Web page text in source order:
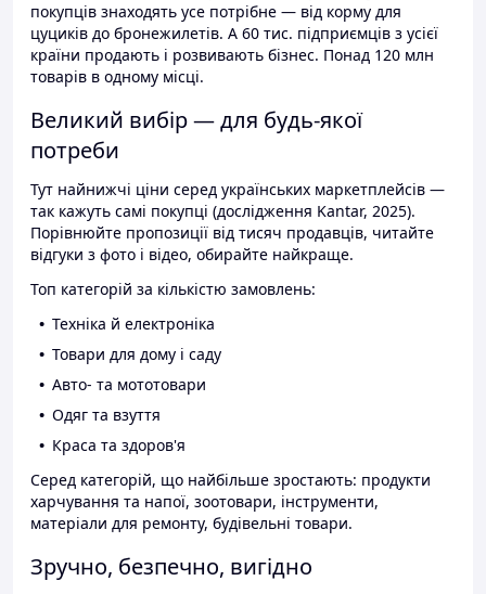
покупців знаходять усе потрібне — від корму для
цуциків до бронежилетів. А 60 тис. підприємців з усієї
країни продають і розвивають бізнес. Понад 120 млн
товарів в одному місці.
Великий вибір — для будь-якої
потреби
Тут найнижчі ціни серед українських маркетплейсів —
так кажуть самі покупці (дослідження Kantar, 2025).
Порівнюйте пропозиції від тисяч продавців, читайте
відгуки з фото і відео, обирайте найкраще.
Топ категорій за кількістю замовлень:
Техніка й електроніка
Товари для дому і саду
Авто- та мототовари
Одяг та взуття
Краса та здоров'я
Серед категорій, що найбільше зростають: продукти
харчування та напої, зоотовари, інструменти,
матеріали для ремонту, будівельні товари.
Зручно, безпечно, вигідно